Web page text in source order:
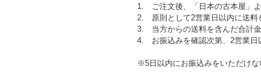
1. ご注文後、「日本の古本屋」
2. 原則として2営業日以内に送料
3. 当方からの送料を含んだ合計金
4. お振込みを確認次第、2営業日
※5日以内にお振込みをいただけな